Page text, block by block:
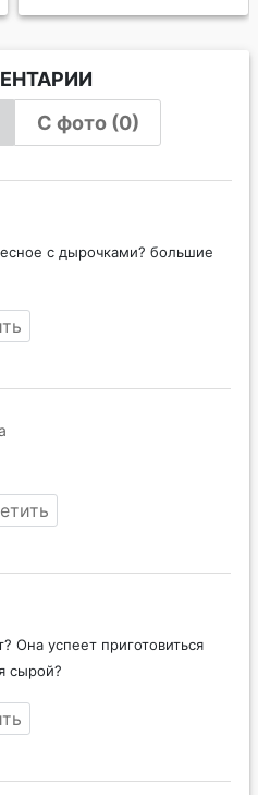
С фото (0)
с дырочками? большие
Она успеет приготовиться
сырой?